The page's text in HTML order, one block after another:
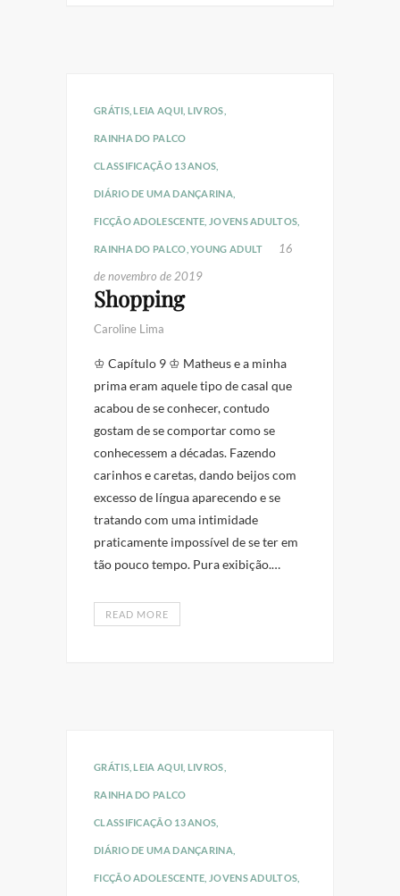
GRÁTIS,LEIA AQUI LIVROS
RAINHA DO PALCO
CLASSIFICAÇÃO 13 ANOS
DIÁRIO DE UMA DANÇARINA,
FICÇÃO ADOLESCENTE JOVENS ADULTOS
RAINHA DO PALCO ,YOUNG ADULT
16
de novembro de 2019
Shopping
Caroline Lima
♔ Capítulo 9 ♔ Matheus e a minha
prima eram aquele tipo de casal que
acabou de se conhecer, contudo
gostam de se comportar como se
conhecessem a décadas. Fazendo
carinhos e caretas, dando beijos com
excesso de língua aparecendo e se
tratando com uma intimidade
praticamente impossível de se ter em
tão pouco tempo. Pura exibição.…
READ MORE
GRÁTIS,LEIA AQUI LIVROS
RAINHA DO PALCO
CLASSIFICAÇÃO 13 ANOS
DIÁRIO DE UMA DANÇARINA,
FICÇÃO ADOLESCENTE JOVENS ADULTOS